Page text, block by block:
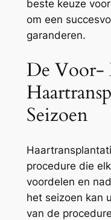
beste keuze
om een
garanderen.
De Voor-
Seizoen
procedure die
voordelen en
het seizoen kan
van de